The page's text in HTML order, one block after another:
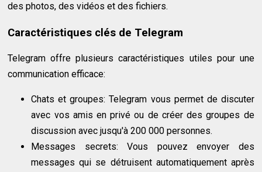
des photos, des vidéos et des fichiers.
Caractéristiques clés de Telegram
Telegram offre plusieurs caractéristiques utiles pour une
communication efficace:
Chats et groupes: Telegram vous permet de discuter
avec vos amis en privé ou de créer des groupes de
discussion avec jusqu'à 200 000 personnes.
Messages secrets: Vous pouvez envoyer des
messages qui se détruisent automatiquement après